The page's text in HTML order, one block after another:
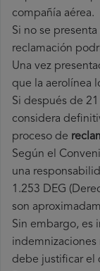
compañía aérea.
Si no se
reclamación
Una vez
que la aerolínea
Si después de
considera
proceso de
Según el
una
1.253 DEG
son
Sin embargo, es
indemnizaciones
debe justificar el